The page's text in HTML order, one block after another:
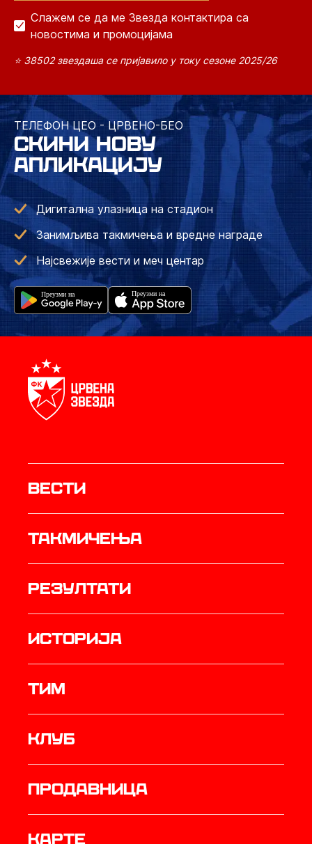
Слажем се да ме Звезда контактира са
новостима и промоцијама
⭐ 38502 звездаша се пријавило у току сезоне 2025/26
ТЕЛЕФОН ЦЕО - ЦРВЕНО-БЕО
СКИНИ НОВУ
АПЛИКАЦИЈУ
Дигитална улазница на стадион
Занимљива такмичења и вредне награде
Најсвежије вести и меч центар
Вести
Такмичења
резултати
историја
ТИМ
Клуб
продавница
Карте